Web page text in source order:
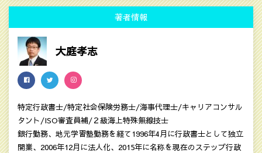
著者情報
大庭孝志
特定行政書士/特定社会保険労務士/海事代理士/キャリアコンサル
タント/ISO審査員補/２級海上特殊無線技士
銀行勤務、地元学習塾勤務を経て1996年4月に行政書士として独立
開業、2006年12月に法人化、2015年に名称を現在のステップ行政